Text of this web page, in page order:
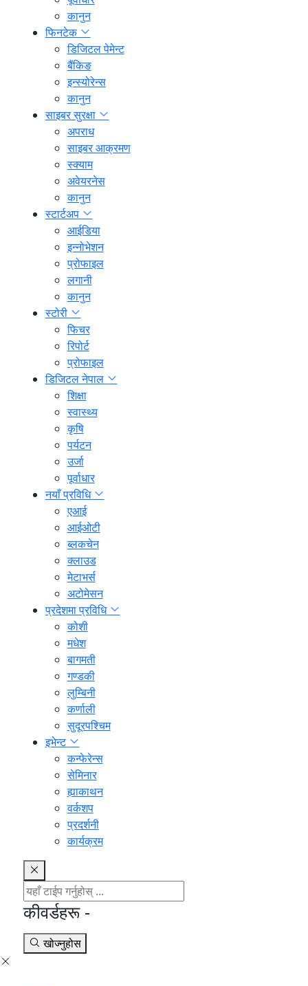
कानुन
फिनटेक
डिजिटल पेमेन्ट
बैंकिङ
इन्स्योरेन्स
कानुन
साइबर सुरक्षा
अपराध
साइबर आक्रमण
स्क्याम
अवेयरनेस
कानुन
स्टार्टअप
आईडिया
इन्नोभेशन
प्रोफाइल
लगानी
कानुन
स्टोरी
फिचर
रिपोर्ट
प्रोफाइल
डिजिटल नेपाल
शिक्षा
स्वास्थ्य
कृषि
पर्यटन
उर्जा
पूर्वाधार
नयाँ प्रविधि
एआई
आईओटी
ब्लकचेन
क्लाउड
मेटाभर्स
अटोमेसन
प्रदेशमा प्रविधि
कोशी
मधेश
बागमती
गण्डकी
लुम्बिनी
कर्णाली
सुदूरपश्चिम
इभेन्ट
कन्फेरेन्स
सेमिनार
ह्याकाथन
वर्कशप
प्रदर्शनी
कार्यक्रम
कीवर्डहरू -
खोज्नुहोस